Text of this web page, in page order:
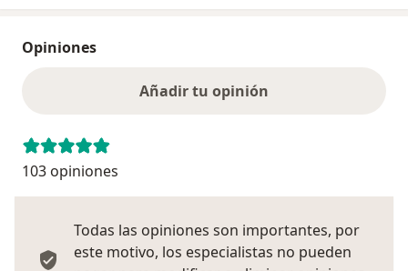
Opiniones
Añadir tu opinión
103 opiniones
Todas las opiniones son importantes, por
este motivo, los especialistas no pueden